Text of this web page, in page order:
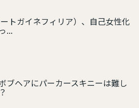
トガイネフィリア）、自己女性化
...
ブヘアにパーカースキニーは難し